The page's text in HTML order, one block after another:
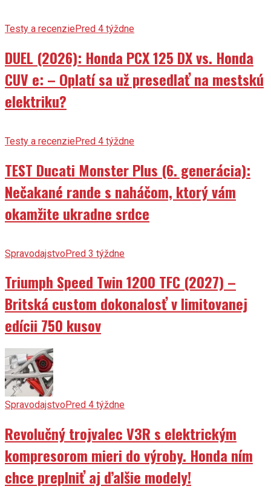
Testy a recenziePred 4 týždne
DUEL (2026): Honda PCX 125 DX vs. Honda
CUV e: – Oplatí sa už presedlať na mestskú
elektriku?
Testy a recenziePred 4 týždne
TEST Ducati Monster Plus (6. generácia):
Nečakané rande s naháčom, ktorý vám
okamžite ukradne srdce
SpravodajstvoPred 3 týždne
Triumph Speed Twin 1200 TFC (2027) –
Britská custom dokonalosť v limitovanej
edícii 750 kusov
SpravodajstvoPred 4 týždne
Revolučný trojvalec V3R s elektrickým
kompresorom mieri do výroby. Honda ním
chce preplniť aj ďalšie modely!